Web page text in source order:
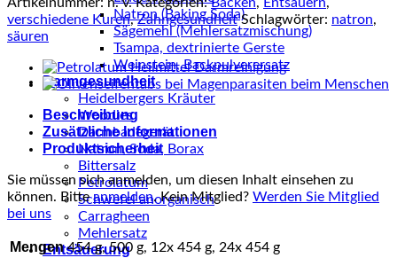
Natron (Baking Soda)
Sägemehl (Mehlersatzmischung)
Tsampa, dextrinierte Gerste
Weinstein, Backpulverersatz
Darmgesundheit
Heidelbergers Kräuter
Woodies
Darmbadegerät
Natron, Soda, Borax
Bittersalz
Petrolatum
Schwefel anorganisch
Carragheen
Mehlersatz
Entsäuerung
Menge
verschiedene Kuren,Zahngesundheit Schlagwörter: natron,
säuren
Beschreibung
Zusätzliche Informationen
Produktsicherheit
Sie müssen sich anmelden, um diesen Inhalt einsehen zu
können. Bitteanmelden. Kein Mitglied? Werden Sie Mitglied
bei uns
Mengen 454 g, 500 g, 12x 454 g, 24x 454 g